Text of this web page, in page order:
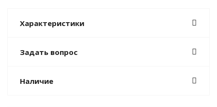
Характеристики
Задать вопрос
Наличие